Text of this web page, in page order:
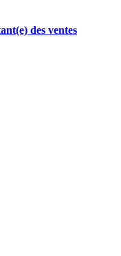
des ventes